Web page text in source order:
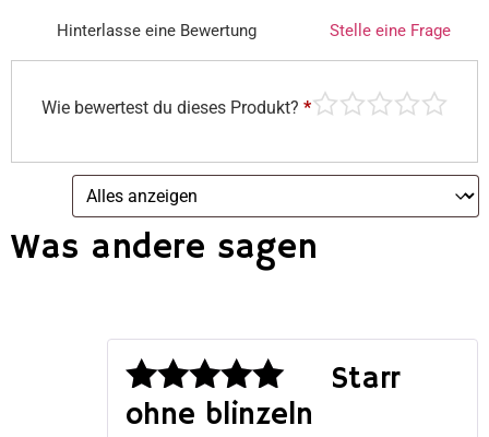
Hinterlasse eine Bewertung Stelle eine Frage
Wie bewertest du dieses Produkt? *
Was andere sagen
Bewertet
Starr
ohne blinzeln